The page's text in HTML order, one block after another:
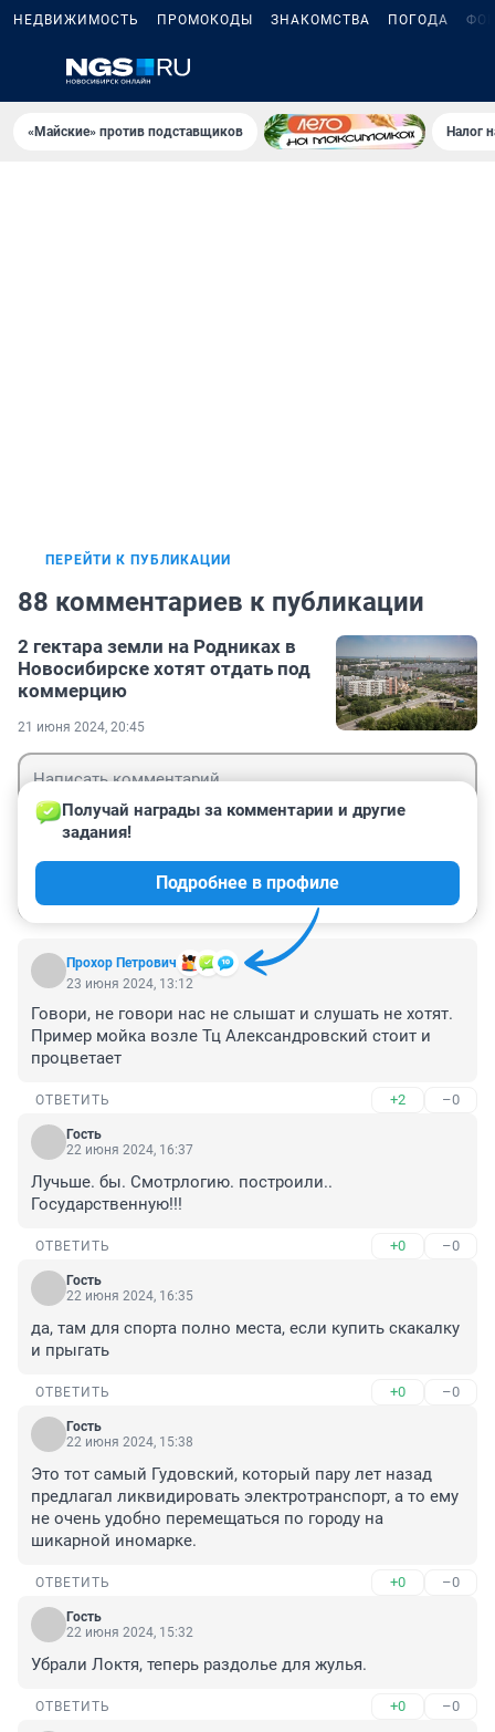
НЕДВИЖИМОСТЬ ПРОМОКОДЫ ЗНАКОМСТВА ПОГОДА
«Майские» против подставщиков Налог
ПЕРЕЙТИ К ПУБЛИКАЦИИ
88 комментариев к публикации
2 гектара земли на Родниках в
Новосибирске хотят отдать под
коммерцию
21 июня 2024, 20:45
Прохор Петрович
Получай награды за комментарии и другие
задания!
Подробнее в профиле
23 июня 2024, 13:12
Говори, не говори нас не слышат и слушать не хотят.
Пример мойка возле Тц Александровский стоит и
процветает
ОТВЕТИТЬ +2 –0
Гость
22 июня 2024, 16:37
Лучьше. бы. Смотрлогию. построили..
Государственную!!!
ОТВЕТИТЬ +0 –0
Гость
22 июня 2024, 16:35
да, там для спорта полно места, если купить скакалку
и прыгать
ОТВЕТИТЬ +0 –0
Гость
22 июня 2024, 15:38
Это тот самый Гудовский, который пару лет назад
предлагал ликвидировать электротранспорт, а то ему
не очень удобно перемещаться по городу на
шикарной иномарке.
ОТВЕТИТЬ +0 –0
Гость
22 июня 2024, 15:32
Убрали Локтя, теперь раздолье для жулья.
ОТВЕТИТЬ +0 –0